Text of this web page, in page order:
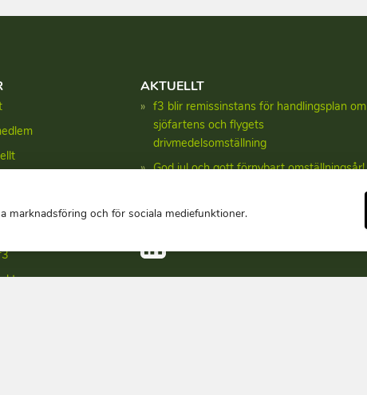
AKTUELLT
f3 blir remissinstans för handlingsplan om
sjöfartens och flygets
drivmedelsomställning
God jul och gott förnybart omställningsår!
svenska drivmedel
marknadsföring och för sociala mediefunktioner.